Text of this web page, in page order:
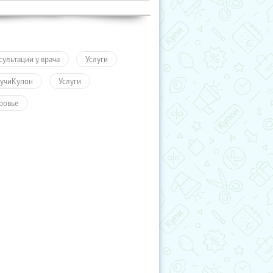
у врача Услуги
Услуги